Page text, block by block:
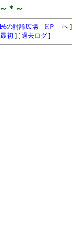
＊～
の討論広場 HＰ へ]
最初 ] [ 過去ログ]